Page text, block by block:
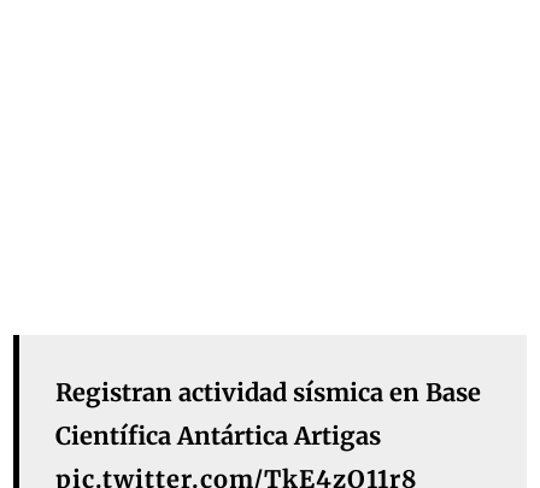
Registran actividad sísmica en Base
Científica Antártica Artigas
pic.twitter.com/TkE4zO11r8